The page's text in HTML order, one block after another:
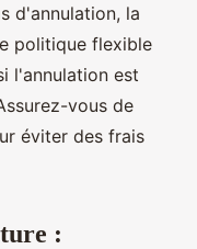
d'annulation, la
politique flexible
l'annulation est
vous de
éviter des frais
: